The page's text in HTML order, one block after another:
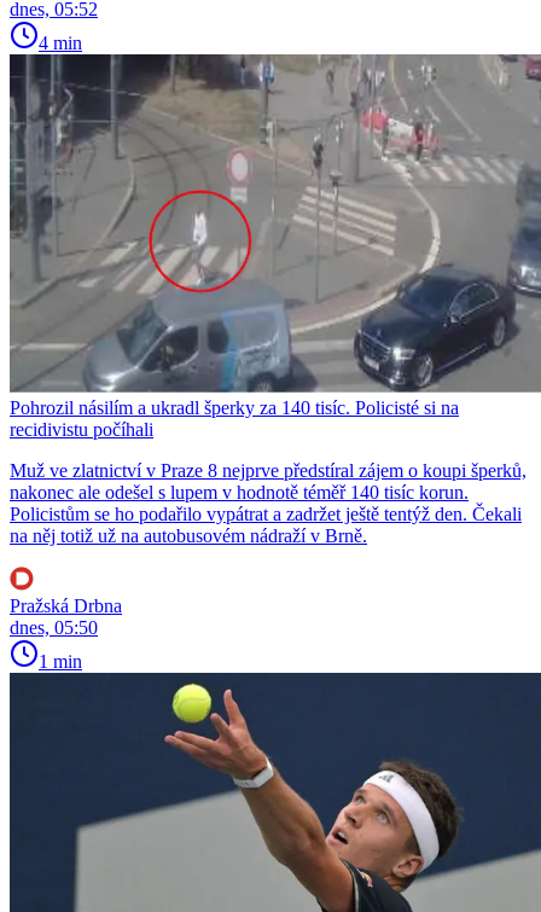
dnes, 05:52
4 min
Pohrozil násilím a ukradl šperky za 140 tisíc. Policisté si na
recidivistu počíhali
Muž ve zlatnictví v Praze 8 nejprve předstíral zájem o koupi šperků,
nakonec ale odešel s lupem v hodnotě téměř 140 tisíc korun.
Policistům se ho podařilo vypátrat a zadržet ještě tentýž den. Čekali
na něj totiž už na autobusovém nádraží v Brně.
Pražská Drbna
dnes, 05:50
1 min